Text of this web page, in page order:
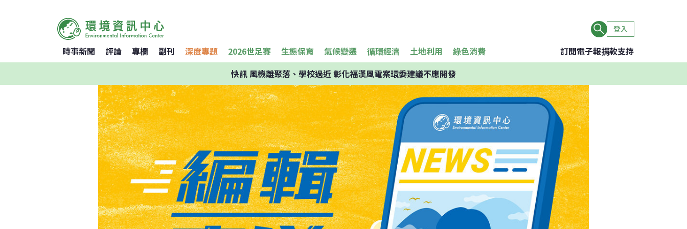
登入
時事新聞 評論 專欄 副刊 深度專題 2026世足賽 生態保育 氣候變遷 循環經濟 土地利用 綠色消費 訂閱電子報捐款支持
快訊風機離聚落、學校過近 彰化福漢風電案環委建議不應開發